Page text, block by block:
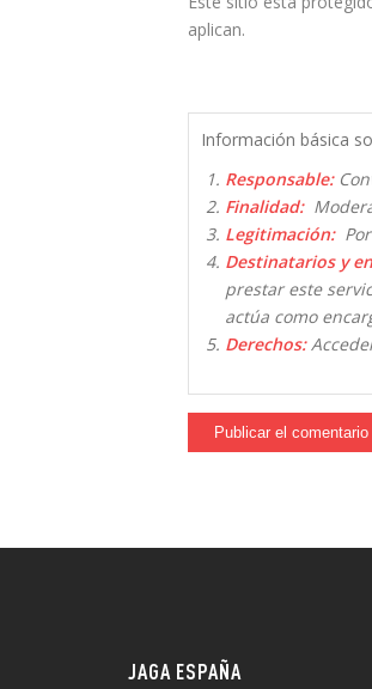
aplican.
Información básica
Responsable:
Finalidad:
Legitimación:Por
Destinatarios y
prestar este
actúa como
Derechos:
JAGA ESPAÑA